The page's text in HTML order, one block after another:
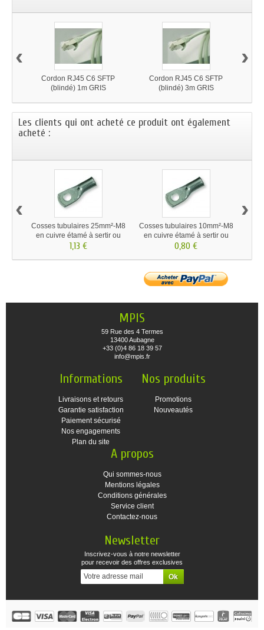
Cordon RJ45 C6 SFTP
(blindé) 1m GRIS
Cordon RJ45 C6 SFTP
(blindé) 3m GRIS
‹ ›
Les clients qui ont acheté ce produit ont également
acheté :
Cosses tubulaires 25mm²-M8
en cuivre étamé à sertir ou
souder
1,13 €
Cosses tubulaires 10mm²-M8
en cuivre étamé à sertir ou
souder
0,80 €
‹ ›
MPIS
59 Rue des 4 Termes
13400 Aubagne
+33 (0)4 86 18 39 57
info@mpis.fr
Informations
Livraisons et retours
Garantie satisfaction
Paiement sécurisé
Nos engagements
Plan du site
Nos produits
Promotions
Nouveautés
A propos
Qui sommes-nous
Mentions légales
Conditions générales
Service client
Contactez-nous
Newsletter
Inscrivez-vous à notre newsletter
pour recevoir des offres exclusives